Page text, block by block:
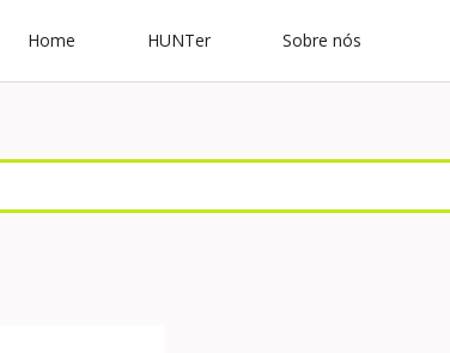
Home HUNTer Sobre nós